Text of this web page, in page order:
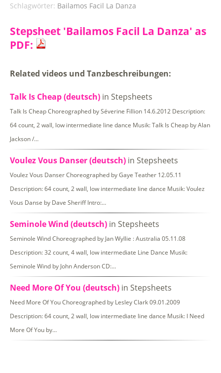
Schlagwörter: Bailamos Facil La Danza
Stepsheet 'Bailamos Facil La Danza' as
PDF:
Related videos und Tanzbeschreibungen:
Talk Is Cheap (deutsch) in Stepsheets
Talk Is Cheap Choreographed by Séverine Fillion 14.6.2012 Description:
64 count, 2 wall, low intermediate line dance Musik: Talk Is Cheap by Alan
Jackson /…
Voulez Vous Danser (deutsch) in Stepsheets
Voulez Vous Danser Choreographed by Gaye Teather 12.05.11
Description: 64 count, 2 wall, low intermediate line dance Musik: Voulez
Vous Danse by Dave Sheriff Intro:…
Seminole Wind (deutsch) in Stepsheets
Seminole Wind Choreographed by Jan Wyllie : Australia 05.11.08
Description: 32 count, 4 wall, low intermediate Line Dance Musik:
Seminole Wind by John Anderson CD:…
Need More Of You (deutsch) in Stepsheets
Need More Of You Choreographed by Lesley Clark 09.01.2009
Description: 64 count, 2 wall, low intermediate line dance Musik: I Need
More Of You by…